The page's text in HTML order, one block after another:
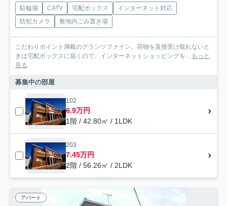
駐輪場 CATV 宅配ボックス
インターネット対応
防犯カメラ
敷地内ごみ置き場
こだわりポイント満載のグランツファイン。荷物を直接受け取れないと
きは宅配ボックスに届くので、インターネットショッピングを... もっと
見る
募集中の部屋
102
6.9万円
1階 / 42.80㎡ / 1LDK
203
7.45万円
2階 / 56.26㎡ / 2LDK
アパート